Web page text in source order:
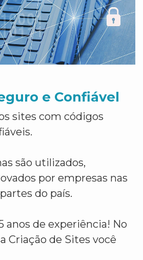
e Confiável
sites com códigos
são utilizados,
por empresas nas
do país.
anos de experiência! No
Criação de Sites você